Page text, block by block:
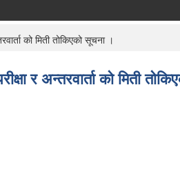
को मिती तोकिएको सूचना ।
र अन्तरवार्ता को मिती